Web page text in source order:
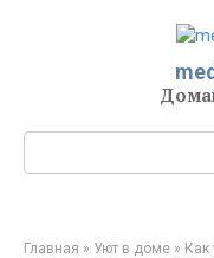
Главная » Уют в доме » Как